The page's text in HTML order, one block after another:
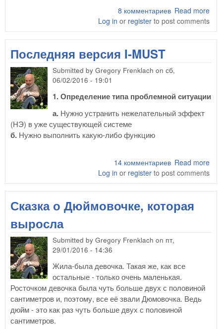
Read more
8 комментариев
Log in or register to post comments
Последняя версия I-MUST
Submitted by Gregory Frenklach on сб,
06/02/2016 - 19:01
1. Определение типа проблемной ситуации
а. Нужно устранить нежелательный эффект
(НЭ) в уже существующей системе
б. Нужно выполнить какую-либо функцию
Read more
14 комментариев
Log in or register to post comments
Сказка о Дюймовочке, которая
выросла
Submitted by Gregory Frenklach on пт,
29/01/2016 - 14:36
Жила-была девочка. Такая же, как все
остальные - только очень маленькая.
Росточком девочка была чуть больше двух с половиной
сантиметров и, поэтому, все её звали Дюмовочка. Ведь
дюйм - это как раз чуть больше двух с половиной
сантиметров.